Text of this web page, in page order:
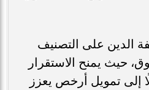
الدين على التصنيف
حيث يمنح الاستقرار
إلى تمويل أرخص يعزز